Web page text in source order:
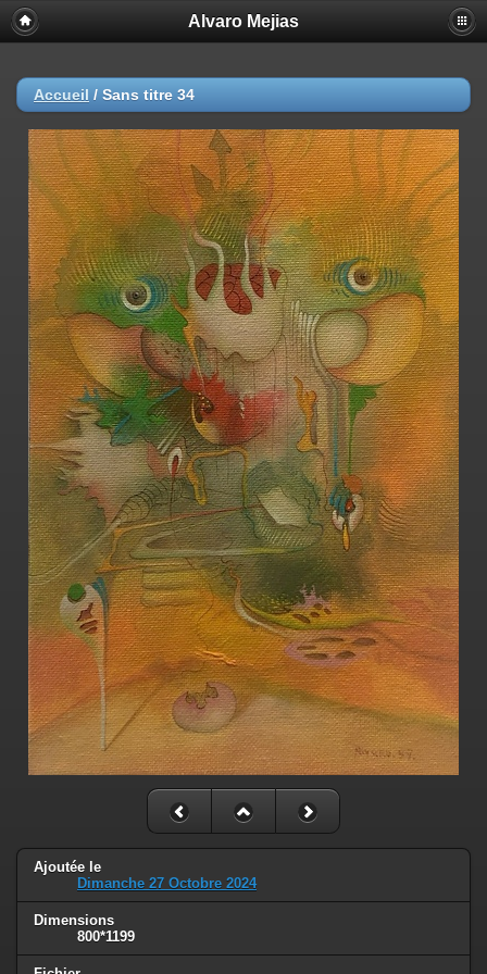
Alvaro Mejias
Accueil / Sans titre 34
Ajoutée le
Dimanche 27 Octobre 2024
Dimensions
800*1199